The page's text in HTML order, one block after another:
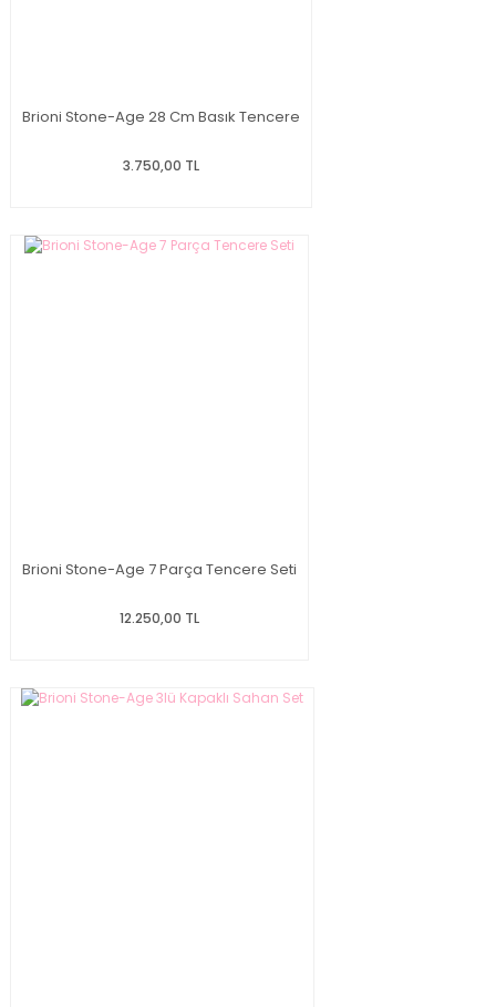
Brioni Stone-Age 28 Cm Basık Tencere
3.750,00 TL
Brioni Stone-Age 7 Parça Tencere Seti
12.250,00 TL